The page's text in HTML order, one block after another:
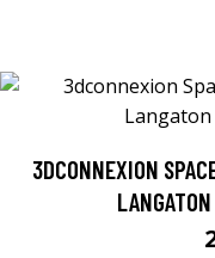
3DCONNEXION